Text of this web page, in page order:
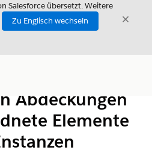
Salesforce übersetzt. Weitere
Zu Englisch wechseln
Abdeckungen
Elemente